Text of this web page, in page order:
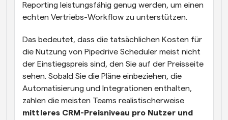
Reporting leistungsfähig genug werden, um einen
echten Vertriebs-Workflow zu unterstützen.
Das bedeutet, dass die tatsächlichen Kosten für
die Nutzung von Pipedrive Scheduler meist nicht
der Einstiegspreis sind, den Sie auf der Preisseite
sehen. Sobald Sie die Pläne einbeziehen, die
Automatisierung und Integrationen enthalten,
mittleres CRM-Preisniveau pro Nutzer und